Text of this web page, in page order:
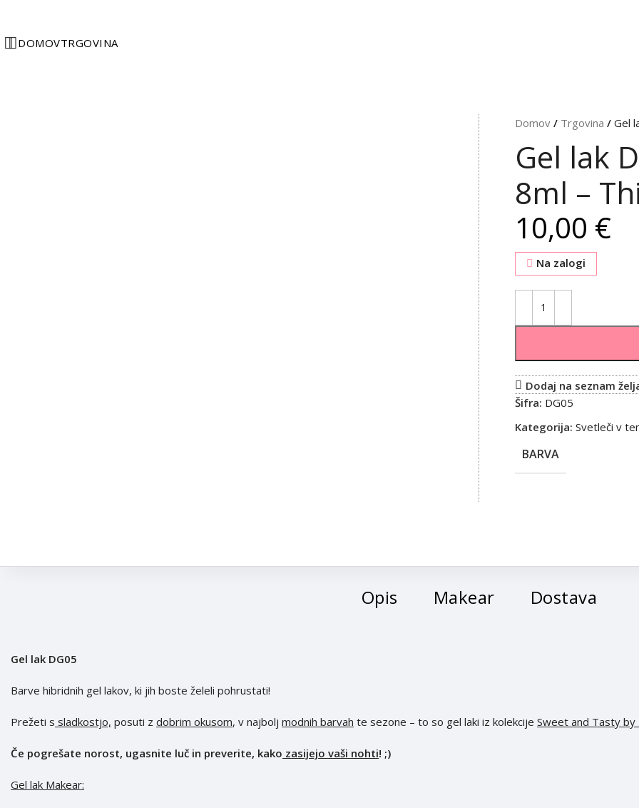
DOMOVTRGOVINA
Domov / Trgovina / Gel
Gel lak
8ml –
€
Na zalogi
Dodaj na seznam
Šifra: DG05
Kategorija: Svetleči v
BARVA
Opis Makear Dostava
Gel lak DG05
Barve hibridnih gel lakov, ki jih boste želeli pohrustati!
Prežeti s sladkostjo, posuti zdobrim okusom, v najboljmodnih barvah te sezone – to so gel laki iz kolekcijeSweet and Tasty by
Če pogrešate norost, ugasnite luč in preverite, kako zasijejo vaši nohti! ;)
Gel lak Makear: